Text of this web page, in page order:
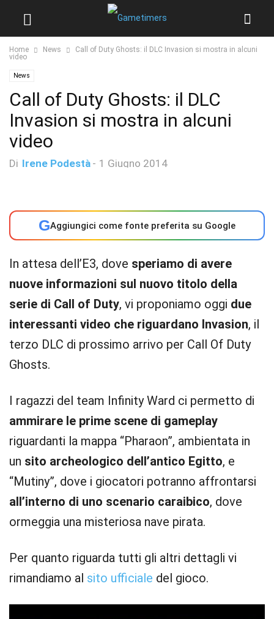
Home News
Call of Duty Ghosts: il DLC Invasion si mostra in alcuni
video
News
Call of Duty Ghosts: il DLC
Invasion si mostra in alcuni
video
Di Irene Podestà - 1 Giugno 2014
GAggiungici come fonte preferita su Google
In attesa dell’E3, dove speriamo di avere
nuove informazioni sul nuovo titolo della
serie di Call of Duty, vi proponiamo oggi due
interessanti video che riguardano Invasion, il
terzo DLC di prossimo arrivo per Call Of Duty
Ghosts.
I ragazzi del team Infinity Ward ci permetto di
ammirare le prime scene di gameplay
riguardanti la mappa “Pharaon”, ambientata in
un sito archeologico dell’antico Egitto, e
“Mutiny”, dove i giocatori potranno affrontarsi
all’interno di uno scenario caraibico, dove
ormeggia una misteriosa nave pirata.
Per quanto riguarda tutti gli altri dettagli vi
rimandiamo al sito ufficiale del gioco.